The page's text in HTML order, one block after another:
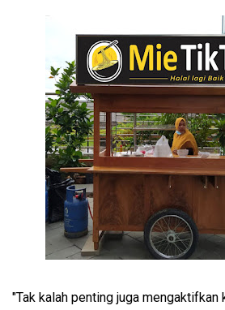
"Tak kalah penting juga mengaktifkan